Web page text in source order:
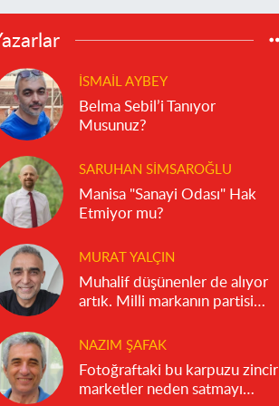
İSMAIL AYBEY
Belma Sebil’i Tanıyor
Musunuz?
SARUHAN SIMSAROĞLU
Manisa "Sanayi Odası" Hak
Etmiyor mu?
MURAT YALÇIN
Muhalif düşünenler de alıyor
artık. Milli markanın partisi
NAZIM ŞAFAK
Fotoğraftaki bu karpuzu zincir
marketler neden satmayı